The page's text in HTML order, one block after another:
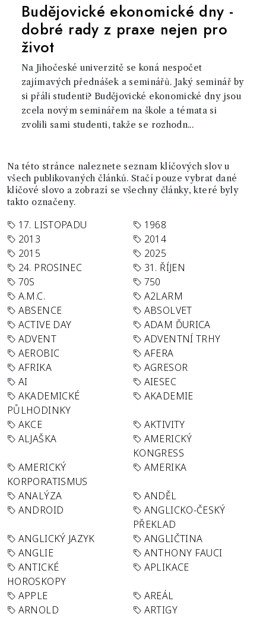
Budějovické ekonomické dny -
dobré rady z praxe nejen pro
život
Na Jihočeské univerzitě se koná nespočet
zajímavých přednášek a seminářů. Jaký seminář by
si přáli studenti? Budějovické ekonomické dny jsou
zcela novým seminářem na škole a témata si
zvolili sami studenti, takže se rozhodn...
Na této stránce naleznete seznam klíčových slov u
všech publikovaných článků. Stačí pouze vybrat dané
klíčové slovo a zobrazí se všechny články, které byly
takto označeny.
17. LISTOPADU
1968
2013
2014
2015
2025
24. PROSINEC
31. ŘÍJEN
70S
750
A.M.C.
A2LARM
ABSENCE
ABSOLVET
ACTIVE DAY
ADAM ĎURICA
ADVENT
ADVENTNÍ TRHY
AEROBIC
AFERA
AFRIKA
AGRESOR
AI
AIESEC
AKADEMICKÉ
PŮLHODINKY
AKADEMIE
AKCE
AKTIVITY
ALJAŠKA
AMERICKÝ
KONGRESS
AMERICKÝ
KORPORATISMUS
AMERIKA
ANALÝZA
ANDĚL
ANDROID
ANGLICKO-ČESKÝ
PŘEKLAD
ANGLICKÝ JAZYK
ANGLIČTINA
ANGLIE
ANTHONY FAUCI
ANTICKÉ
HOROSKOPY
APLIKACE
APPLE
AREÁL
ARNOLD
ARTIGY